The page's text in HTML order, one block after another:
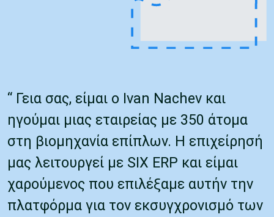
“ Γεια σας, είμαι ο Ivan Nachev και
ηγούμαι μιας εταιρείας με 350 άτομα
στη βιομηχανία επίπλων. Η επιχείρησή
μας λειτουργεί με SIX ERP και είμαι
χαρούμενος που επιλέξαμε αυτήν την
πλατφόρμα για τον εκσυγχρονισμό των